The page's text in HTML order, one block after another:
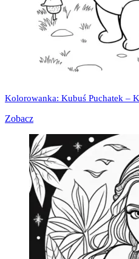
Kolorowanka: Kubuś Puchatek –
Zobacz